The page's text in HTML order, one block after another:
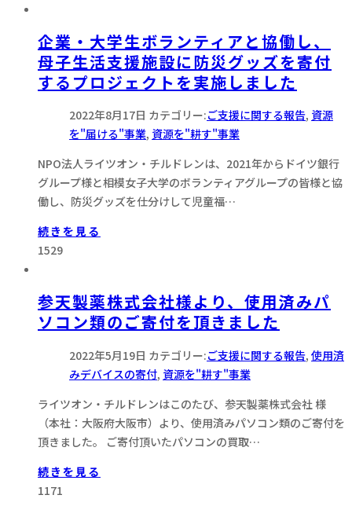
企業・大学生ボランティアと協働し、
母子生活支援施設に防災グッズを寄付
するプロジェクトを実施しました
2022年8月17日 カテゴリー:ご支援に関する報告, 資源
を"届ける"事業, 資源を"耕す"事業
NPO法人ライツオン・チルドレンは、2021年からドイツ銀行
グループ様と相模女子大学のボランティアグループの皆様と協
働し、防災グッズを仕分けして児童福…
続きを見る
1529
参天製薬株式会社様より、使用済みパ
ソコン類のご寄付を頂きました
2022年5月19日 カテゴリー:ご支援に関する報告, 使用済
みデバイスの寄付, 資源を"耕す"事業
ライツオン・チルドレンはこのたび、参天製薬株式会社 様
（本社：大阪府大阪市）より、使用済みパソコン類のご寄付を
頂きました。 ご寄付頂いたパソコンの買取…
続きを見る
1171